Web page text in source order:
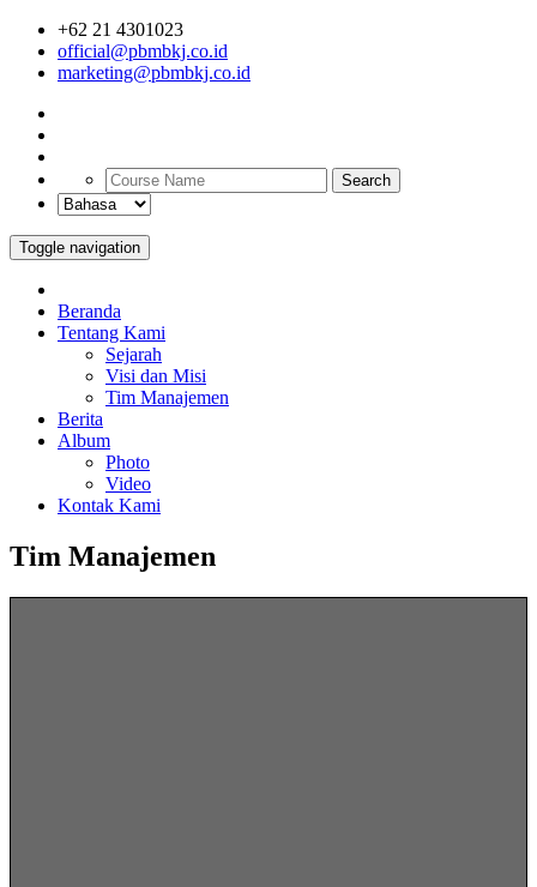
+62 21 4301023
official@pbmbkj.co.id
marketing@pbmbkj.co.id
Search
Toggle navigation
Beranda
Tentang Kami
Sejarah
Visi dan Misi
Tim Manajemen
Berita
Album
Photo
Video
Kontak Kami
Tim Manajemen